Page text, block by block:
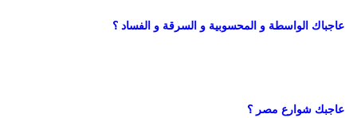
عاجباك الواسطة و المحسوبية و السرقة و الفساد ؟
عاجبك شوارع مصر ؟